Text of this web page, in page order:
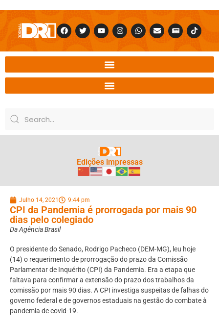
Edições impressas
Julho 14, 2021 9:44 pm
CPI da Pandemia é prorrogada por mais 90
dias pelo colegiado
Da Agência Brasil
O presidente do Senado, Rodrigo Pacheco (DEM-MG), leu hoje
(14) o requerimento de prorrogação do prazo da Comissão
Parlamentar de Inquérito (CPI) da Pandemia. Era a etapa que
faltava para confirmar a extensão do prazo dos trabalhos da
comissão por mais 90 dias. A CPI investiga suspeitas de falhas do
governo federal e de governos estaduais na gestão do combate à
pandemia de covid-19.